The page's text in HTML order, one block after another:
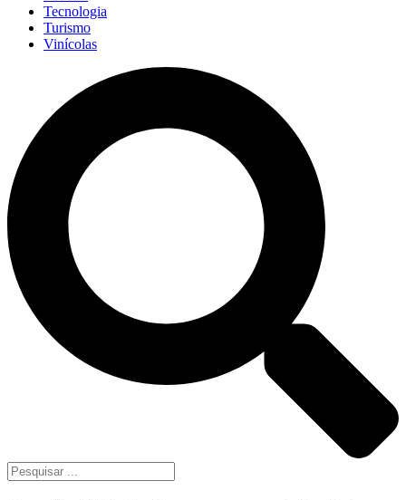
Tecnologia
Turismo
Vinícolas